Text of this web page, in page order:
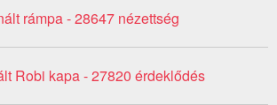
rámpa - 28647 nézettség
Robi kapa - 27820 érdeklődés